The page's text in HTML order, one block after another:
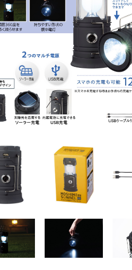
フルカラー印刷対応
ジナル対応グッズ
オリジナル対応
竹（バンブー）
コーヒー
再生PET／リサイクルPET
ールペン・筆記
ボールペン
印鑑・ハンコ付きペン
フェルトペン・サインペン・マーカー
文具
雑貨
モ・手帳・ノート